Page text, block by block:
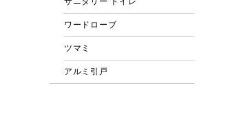
ワードローブ
ツマミ
アルミ引戸